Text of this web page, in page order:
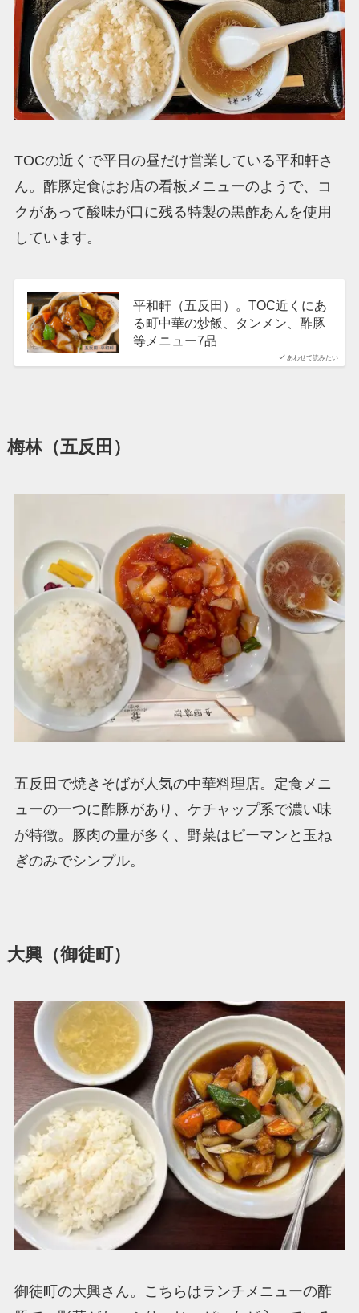
TOCの近くで平日の昼だけ営業している平和軒さ
ん。酢豚定食はお店の看板メニューのようで、コ
クがあって酸味が口に残る特製の黒酢あんを使用
しています。
あわせて読みたい
平和軒（五反田）。TOC近くにあ
る町中華の炒飯、タンメン、酢豚
等メニュー7品
梅林（五反田）
五反田で焼きそばが人気の中華料理店。定食メニ
ューの一つに酢豚があり、ケチャップ系で濃い味
が特徴。豚肉の量が多く、野菜はピーマンと玉ね
ぎのみでシンプル。
大興（御徒町）
御徒町の大興さん。こちらはランチメニューの酢